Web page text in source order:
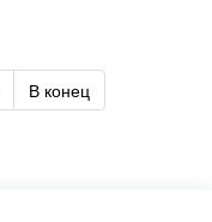
В конец